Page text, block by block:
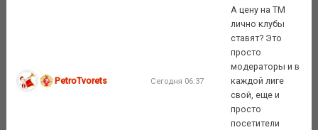
PetroTvorets Сегодня 06:37
А цену на ТМ
лично клубы
ставят? Это
просто
модераторы и в
каждой лиге
свой, еще и
просто
посетители